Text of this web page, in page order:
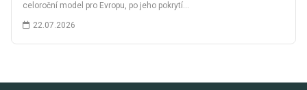
celoroční model pro Evropu, po jeho pokrytí…
22.07.2026